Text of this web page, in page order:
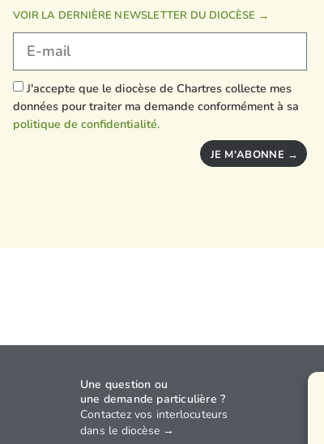
VOIR LA DERNIÈRE NEWSLETTER DU DIOCÈSE →
J'accepte que le diocèse de Chartres collecte mes
données pour traiter ma demande conformément à sa
politique de confidentialité.
JE M'ABONNE →
Une question ou
une demande particulière ?
Contactez vos interlocuteurs
dans le diocèse →